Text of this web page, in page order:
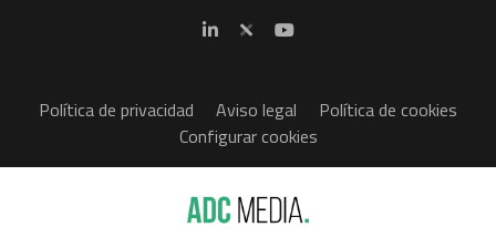
Política de privacidad Aviso legal
Política de cookies
Configurar cookies